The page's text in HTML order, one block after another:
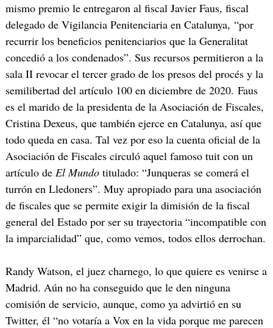
mismo premio le entregaron al fiscal Javier Faus, fiscal
delegado de Vigilancia Penitenciaria en Catalunya, “por
recurrir los beneficios penitenciarios que la Generalitat
concedió a los condenados”. Sus recursos permitieron a la
sala II revocar el tercer grado de los presos del procés y la
semilibertad del artículo 100 en diciembre de 2020. Faus
es el marido de la presidenta de la Asociación de Fiscales,
Cristina Dexeus, que también ejerce en Catalunya, así que
todo queda en casa. Tal vez por eso la cuenta oficial de la
Asociación de Fiscales circuló aquel famoso tuit con un
artículo de El Mundotitulado: “Junqueras se comerá el
turrón en Lledoners”. Muy apropiado para una asociación
de fiscales que se permite exigir la dimisión de la fiscal
general del Estado por ser su trayectoria “incompatible con
la imparcialidad” que, como vemos, todos ellos derrochan.
Randy Watson, el juez charnego, lo que quiere es venirse a
Madrid. Aún no ha conseguido que le den ninguna
comisión de servicio, aunque, como ya advirtió en su
Twitter, él “no votaría a Vox en la vida porque me parecen